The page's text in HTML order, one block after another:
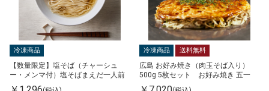
冷凍商品
【数量限定】塩そば（チャーシュ
ー・メンマ付）塩そばまえだ一人前
冷凍商品 送料無料
広島 お好み焼き（肉玉そば入り）
500g 5枚セット お好み焼き 五一